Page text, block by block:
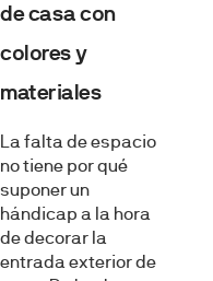
de casa con
colores y
materiales
La falta de espacio
no tiene por qué
suponer un
hándicap a la hora
de decorar la
entrada exterior de